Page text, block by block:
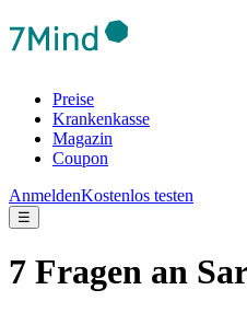
Preise
Krankenkasse
Magazin
Coupon
AnmeldenKostenlos testen
☰
7 Fragen an